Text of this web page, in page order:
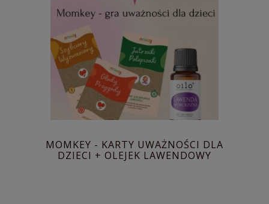
MOMKEY - KARTY UWAŻNOŚCI DLA
DZIECI + OLEJEK LAWENDOWY